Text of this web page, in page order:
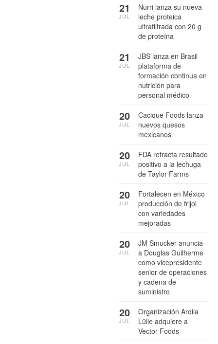
Nurri lanza su nueva
leche proteica
ultrafiltrada con 20 g
de proteína
21
JUL
JBS lanza en Brasil
plataforma de
formación continua en
nutrición para
personal médico
21
JUL
Cacique Foods lanza
nuevos quesos
mexicanos
20
JUL
FDA retracta resultado
positivo a la lechuga
de Taylor Farms
20
JUL
Fortalecen en México
producción de frijol
con variedades
mejoradas
20
JUL
JM Smucker anuncia
a Douglas Guilherme
como vicepresidente
senior de operaciones
y cadena de
suministro
20
JUL
Organización Ardila
Lülle adquiere a
Vector Foods
20
JUL